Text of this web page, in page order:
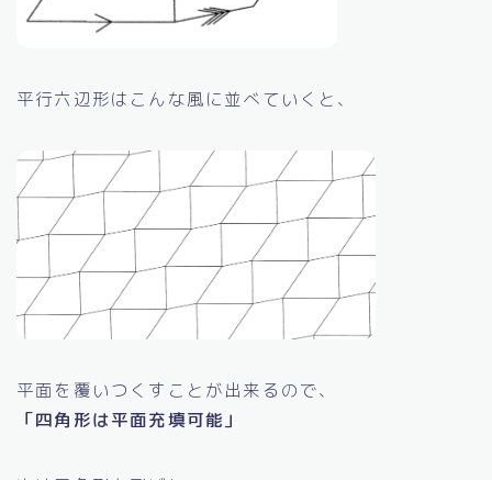
平行六辺形はこんな風に並べていくと、
平面を覆いつくすことが出来るので、
「四角形は平面充填可能」